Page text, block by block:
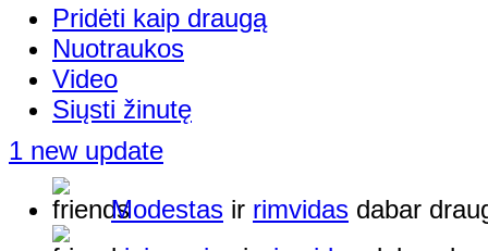
Pridėti kaip draugą
Nuotraukos
Video
Siųsti žinutę
1 new update
Modestas ir rimvidas dabar